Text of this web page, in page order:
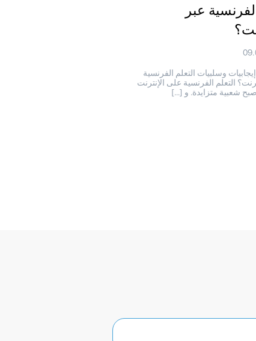
عبر
وسلبيات التعلم الفرنسية
التعلم الفرنسية على الإنترنت
شعبية متزايدة. و […]